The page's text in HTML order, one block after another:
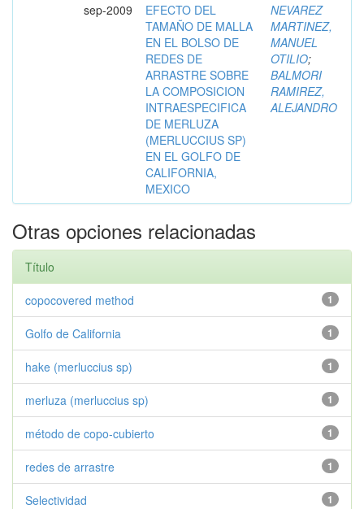
sep-2009
EFECTO DEL
TAMAÑO DE MALLA
EN EL BOLSO DE
REDES DE
ARRASTRE SOBRE
LA COMPOSICION
INTRAESPECIFICA
DE MERLUZA
(MERLUCCIUS SP)
EN EL GOLFO DE
CALIFORNIA,
MEXICO
NEVAREZ
MARTINEZ,
MANUEL
OTILIO;
BALMORI
RAMIREZ,
ALEJANDRO
Otras opciones relacionadas
Título
1
copocovered method
1
Golfo de California
1
hake (merluccius sp)
1
merluza (merluccius sp)
1
método de copo-cubierto
1
redes de arrastre
1
Selectividad